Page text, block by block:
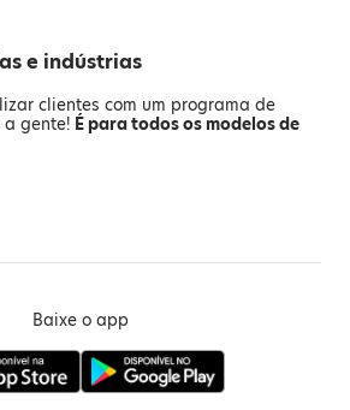
e indústrias
clientes com um programa de
a gente! É para todos os modelos de
Baixe o app